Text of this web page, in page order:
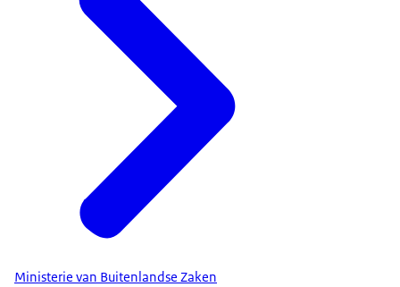
Ministerie van Buitenlandse Zaken